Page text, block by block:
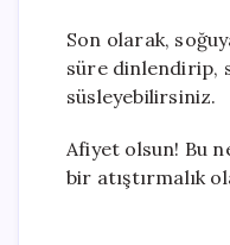
Son olarak,
süre dinlendirip,
süsleyebilirsiniz.
Afiyet olsun! Bu
bir atıştırmalık